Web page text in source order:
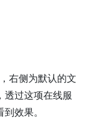
右侧为默认的文
透过这项在线服
效果。